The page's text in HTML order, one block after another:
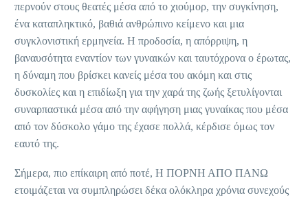
περνούν στους θεατές μέσα από το χιούμορ, την συγκίνηση,
ένα καταπληκτικό, βαθιά ανθρώπινο κείμενο και μια
συγκλονιστική ερμηνεία. Η προδοσία, η απόρριψη, η
βαναυσότητα εναντίον των γυναικών και ταυτόχρονα ο έρωτας,
η δύναμη που βρίσκει κανείς μέσα του ακόμη και στις
δυσκολίες και η επιδίωξη για την χαρά της ζωής ξετυλίγονται
συναρπαστικά μέσα από την αφήγηση μιας γυναίκας που μέσα
από τον δύσκολο γάμο της έχασε πολλά, κέρδισε όμως τον
εαυτό της.
Σήμερα, πιο επίκαιρη από ποτέ, Η ΠΟΡΝΗ ΑΠΟ ΠΑΝΩ
ετοιμάζεται να συμπληρώσει δέκα ολόκληρα χρόνια συνεχούς